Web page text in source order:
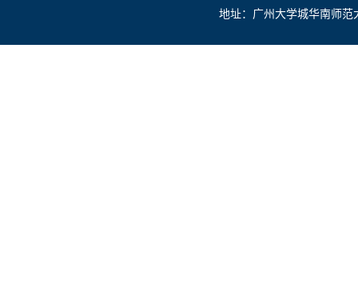
地址：广州大学城华南